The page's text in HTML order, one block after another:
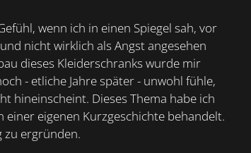
wenn ich in einen Spiegel sah, vor
nicht wirklich als Angst angesehen
dieses Kleiderschranks wurde mir
- etliche Jahre später - unwohl fühle,
hineinscheint. Dieses Thema habe ich
einer eigenen Kurzgeschichte behandelt.
zu ergründen.